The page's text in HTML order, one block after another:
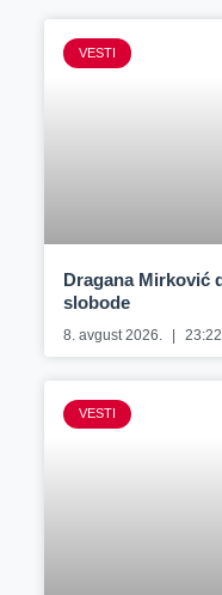
VESTI
Dragana Mirković
slobode
8. avgust 2026. 23:22
VESTI